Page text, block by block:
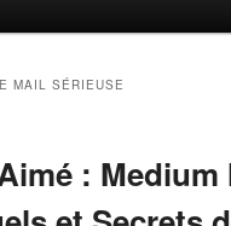
MAIL SÉRIEUSE
: